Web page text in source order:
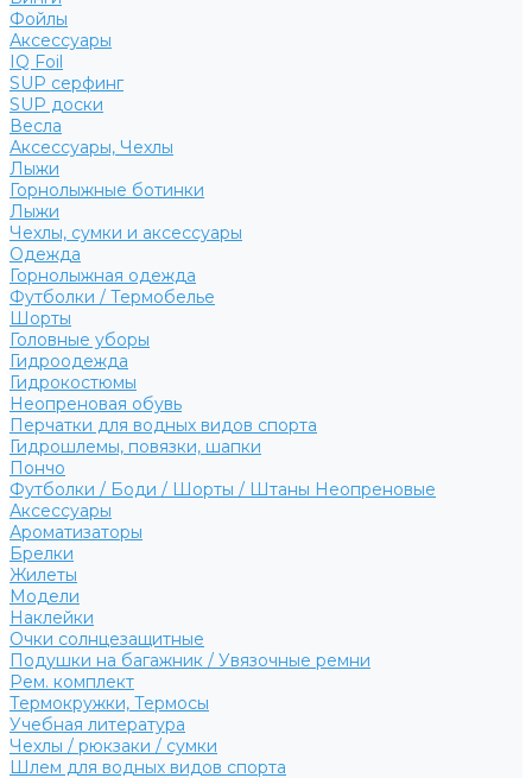
Фойлы
Аксессуары
IQ Foil
SUP серфинг
SUP доски
Весла
Аксессуары, Чехлы
Лыжи
Горнолыжные ботинки
Лыжи
Чехлы, сумки и аксессуары
Одежда
Горнолыжная одежда
Футболки / Термобелье
Шорты
Головные уборы
Гидроодежда
Гидрокостюмы
Неопреновая обувь
Перчатки для водных видов спорта
Гидрошлемы, повязки, шапки
Пончо
Футболки / Боди / Шорты / Штаны Неопреновые
Аксессуары
Ароматизаторы
Брелки
Жилеты
Модели
Наклейки
Очки солнцезащитные
Подушки на багажник / Увязочные ремни
Рем. комплект
Термокружки, Термосы
Учебная литература
Чехлы / рюкзаки / сумки
Шлем для водных видов спорта